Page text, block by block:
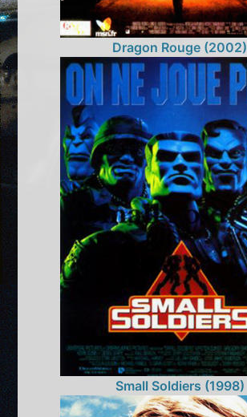
Dragon Rouge (2002)
Small Soldiers (1998)